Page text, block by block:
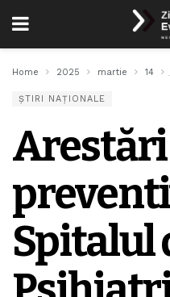
Home 2025 martie 14
ȘTIRI NAȚIONALE
Arestări
Spitalul